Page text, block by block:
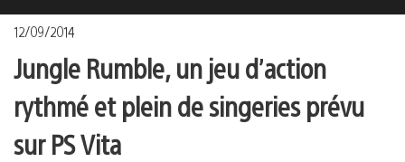
12/09/2014
Jungle Rumble, un jeu d’action
rythmé et plein de singeries prévu
sur PS Vita